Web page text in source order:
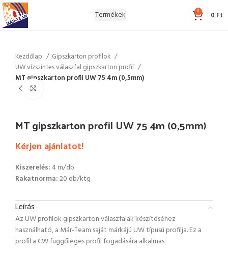
Termékek 0 0 Ft
Kezdőlap
Gipszkarton profilok
UW vízszintes válaszfal gipszkarton profil
MT gipszkarton profil UW 75 4m (0,5mm)
MT gipszkarton profil UW 75 4m (0,5mm)
Kérjen ajánlatot!
Kiszerelés: 4 m/db
Rakatnorma:20 db/ktg
Leírás
Az UW profilok gipszkarton válaszfalak készítéséhez
használható,a Már-Team saját márkájú UW típusú profilja. Ez a
profil a CW függőleges profil fogadására alkalmas.